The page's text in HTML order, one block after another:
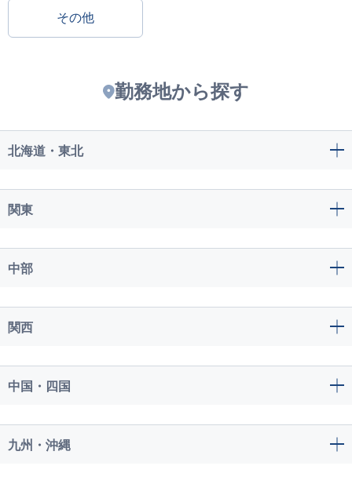
その他
勤務地から探す
北海道・東北
関東
中部
関西
中国・四国
九州・沖縄